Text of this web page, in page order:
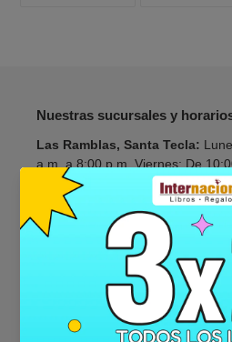
Nuestras sucursales y
Las Ramblas, Santa Tecla:
a.m. a 8:00 p.m. Viernes: De
Sábado de 9:00 a.m. a 10:00
a.m. a 8:00 p.m.
Galerias:
Lunes a viernes: De
sábado y domindo de 9:00 a.m. a
Metrocentro, San Salvador:
a.m. a 7:00 p.m. y domingo de